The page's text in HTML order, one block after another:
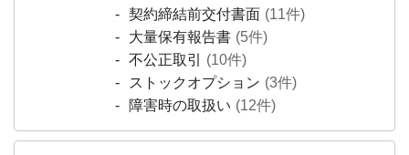
契約締結前交付書面 (11件)
大量保有報告書 (5件)
不公正取引
(10件)
ストックオプション (3件)
障害時の取扱い (12件)